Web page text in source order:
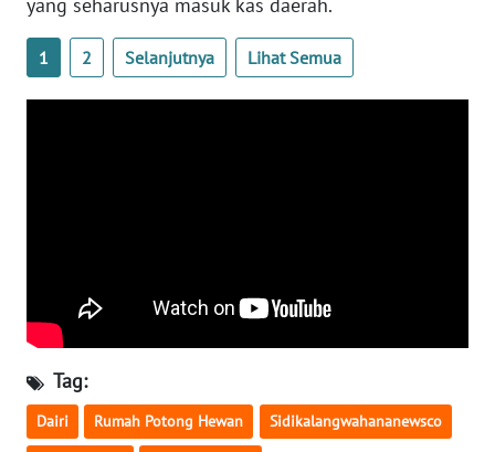
yang seharusnya masuk kas daerah.
1 2 Selanjutnya Lihat Semua
Tag:
Dairi Rumah Potong Hewan Sidikalangwahananewsco
NUSANTARA
WN
WN
KALBAR
WN